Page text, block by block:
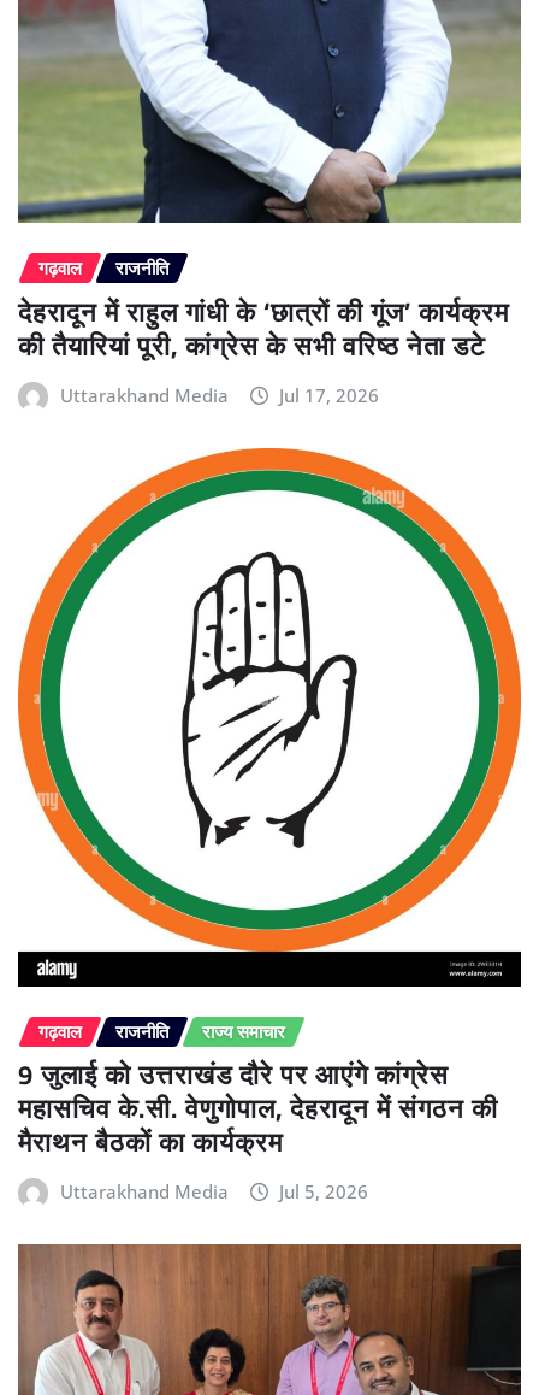
गढ़वाल राजनीति
देहरादून में राहुल गांधी के ‘छात्रों की गूंज’ कार्यक्रम
की तैयारियां पूरी, कांग्रेस के सभी वरिष्ठ नेता डटे
Uttarakhand Media Jul 17, 2026
गढ़वाल राजनीति राज्य समाचार
9 जुलाई को उत्तराखंड दौरे पर आएंगे कांग्रेस
महासचिव के.सी. वेणुगोपाल, देहरादून में संगठन की
मैराथन बैठकों का कार्यक्रम
Uttarakhand Media Jul 5, 2026